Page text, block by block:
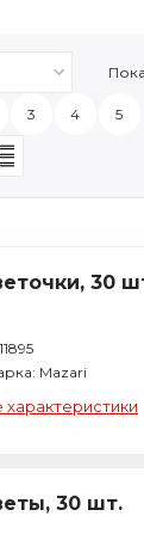
3 4 5
30
Mazari
30 шт.